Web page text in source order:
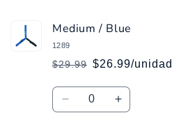
Medium
/
Medium
Red
Medium / Blue
1289
Precio
habitual
$29.99
Precio
de
oferta
$26.99/unidad
Cantidad
Reducir
Aumentar